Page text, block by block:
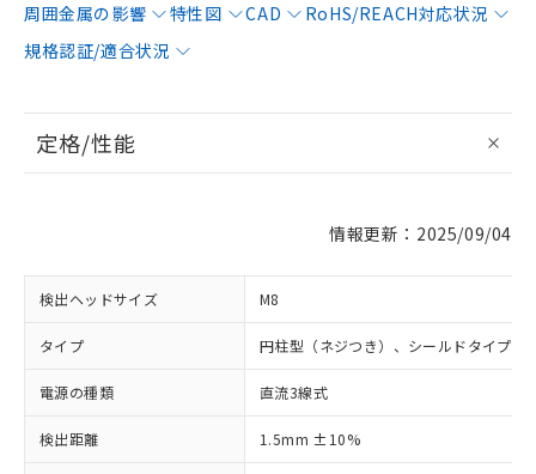
周囲金属の影響
特性図 CAD
RoHS/REACH対応状況
規格認証/適合状況
定格/性能
情報更新：2025/09/04
検出ヘッドサイズ M8
タイプ 円柱型（ネジつき）、シールドタイプ
電源の種類 直流3線式
検出距離 1.5mm ±10%